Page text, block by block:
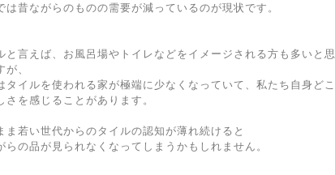
は昔ながらのものの需要が減っているのが現状です。
と言えば、お風呂場やトイレなどをイメージされる方も多いと思
が、
タイルを使われる家が極端に少なくなっていて、私たち自身どこ
さを感じることがあります。
ま若い世代からのタイルの認知が薄れ続けると
らの品が見られなくなってしまうかもしれません。